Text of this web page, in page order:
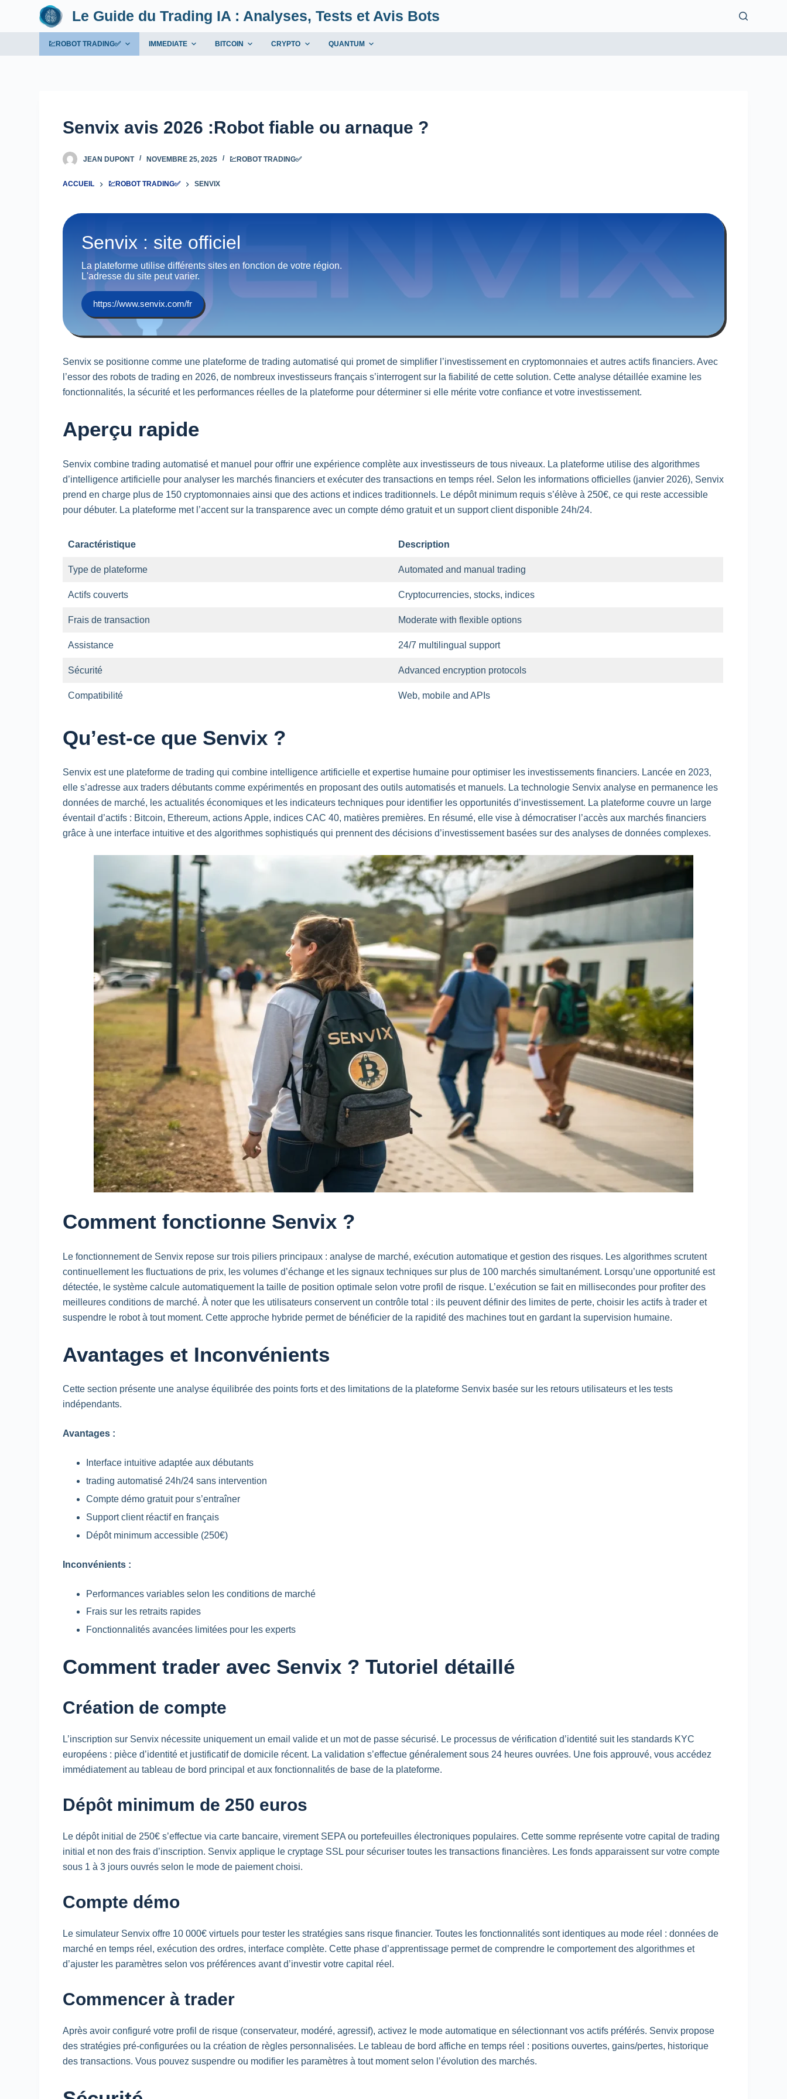
Le Guide du Trading IA : Analyses, Tests et Avis Bots
💹ROBOT TRADING✅ IMMEDIATE BITCOIN CRYPTO QUANTUM
Senvix avis 2026 :Robot fiable ou arnaque ?
JEAN DUPONT NOVEMBRE 25, 2025 💹ROBOT TRADING✅
ACCUEIL 💹ROBOT TRADING✅ SENVIX
Senvix : site officiel
La plateforme utilise différents sites en fonction de votre région.
L'adresse du site peut varier.
https://www.senvix.com/fr
Senvix se positionne comme une plateforme detrading automatisé qui promet de simplifier l’investissement en cryptomonnaies et autres actifs financiers. Avec
l’essor des robots detrading en 2026, de nombreux investisseurs français s’interrogent sur la fiabilité de cette solution. Cette analyse détaillée examine les
fonctionnalités, la sécurité et les performances réelles de la plateforme pour déterminer si elle mérite votre confiance et votre investissement.
Aperçu rapide
Senvix combinetrading automatisé et manuel pour offrir une expérience complète aux investisseurs de tous niveaux. La plateforme utilise des algorithmes
d’intelligence artificielle pour analyser les marchés financiers et exécuter des transactions en temps réel. Selon les informations officielles (janvier 2026), Senvix
prend en charge plus de 150 cryptomonnaies ainsi que des actions et indices traditionnels. Le dépôt minimum requis s’élève à 250€, ce qui reste accessible
pour débuter. La plateforme met l’accent sur la transparence avec un compte démo gratuit et un support client disponible 24h/24.
Caractéristique Description
Type de plateforme Automated and manual trading
Actifs couverts Cryptocurrencies,stocks, indices
Frais de transaction Moderate with flexible options
Assistance 24/7 multilingual support
Sécurité Advanced encryption protocols
Compatibilité Web, mobileand APIs
Qu’est-ce que Senvix ?
Senvix est une plateforme detrading qui combine intelligence artificielle et expertise humaine pour optimiser les investissements financiers. Lancée en 2023,
elle s’adresse aux traders débutants comme expérimentés en proposant des outils automatisés et manuels. La technologie Senvix analyse en permanence les
données de marché, les actualités économiques et les indicateurs techniques pour identifier les opportunités d’investissement. La plateforme couvre un large
éventail d’actifs : Bitcoin, Ethereum, actions Apple, indices CAC 40, matières premières. En résumé, elle vise à démocratiser l’accès aux marchés financiers
grâce à une interface intuitive et des algorithmes sophistiqués qui prennent des décisions d’investissement basées sur des analyses de données complexes.
Comment fonctionne Senvix ?
Le fonctionnement de Senvix repose sur trois piliers principaux : analyse de marché, exécution automatique et gestion des risques. Les algorithmes scrutent
continuellement les fluctuations de prix, les volumes d’échange et les signaux techniques sur plus de 100 marchés simultanément. Lorsqu’une opportunité est
détectée, le système calcule automatiquement la taille de position optimale selon votre profil de risque. L’exécution se fait en millisecondes pour profiter des
meilleures conditions de marché. À noter que les utilisateurs conservent un contrôle total : ils peuvent définir des limites de perte, choisir les actifs à trader et
suspendre le robot à tout moment. Cette approche hybride permet de bénéficier de la rapidité des machines tout en gardant la supervision humaine.
Avantages et Inconvénients
Cette section présente une analyse équilibrée des points forts et des limitations de la plateforme Senvix basée sur les retours utilisateurs et les tests
indépendants.
Avantages :
Interface intuitive adaptée aux débutants
trading automatisé 24h/24 sans intervention
Compte démo gratuit pour s’entraîner
Support client réactif en français
Dépôt minimum accessible (250€)
Inconvénients :
Performances variables selon les conditions de marché
Frais sur les retraits rapides
Fonctionnalités avancées limitées pour les experts
Comment trader avec Senvix ? Tutoriel détaillé
Création de compte
L’inscription sur Senvix nécessite uniquement un email valide et un mot de passe sécurisé. Le processus de vérification d’identité suit les standards KYC
européens : pièce d’identité et justificatif de domicile récent. La validation s’effectue généralement sous 24 heures ouvrées. Une fois approuvé, vous accédez
immédiatement au tableau de bord principal et aux fonctionnalités de base de la plateforme.
Dépôt minimum de 250 euros
Le dépôt initial de 250€ s’effectue via carte bancaire, virement SEPA ou portefeuilles électroniques populaires. Cette somme représente votre capital detrading
initial et non des frais d’inscription. Senvix applique le cryptage SSL pour sécuriser toutes les transactions financières. Les fonds apparaissent sur votre compte
sous 1 à 3 jours ouvrés selon le mode de paiement choisi.
Compte démo
Le simulateur Senvix offre 10 000€ virtuels pour tester les stratégies sans risque financier. Toutes les fonctionnalités sont identiques au mode réel : données de
marché en temps réel, exécution des ordres, interface complète. Cette phase d’apprentissage permet de comprendre le comportement des algorithmes et
d’ajuster les paramètres selon vos préférences avant d’investir votre capital réel.
Commencer à trader
Après avoir configuré votre profil de risque (conservateur, modéré, agressif), activez le mode automatique en sélectionnant vos actifs préférés. Senvix propose
des stratégies pré-configurées ou la création de règles personnalisées. Le tableau de bord affiche en temps réel : positions ouvertes, gains/pertes, historique
des transactions. Vous pouvez suspendre ou modifier les paramètres à tout moment selon l’évolution des marchés.